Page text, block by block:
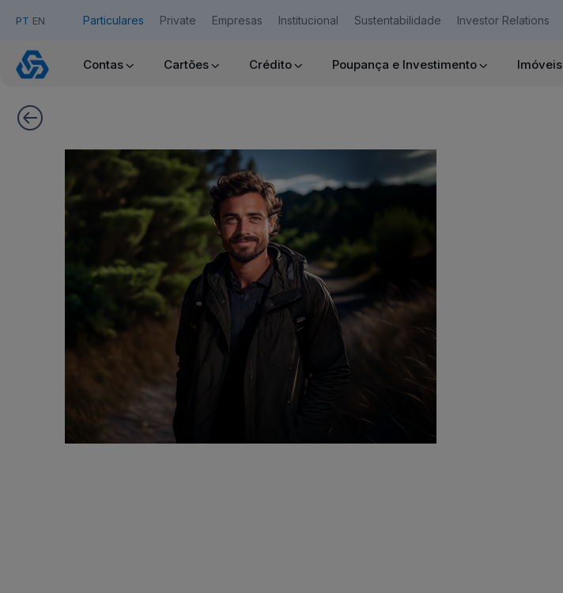
PT EN Particulares Private Empresas Institucional Sustentabilidade Investor Relations
Aderir ao Caixadirecta Particulares
Aderir ao Caixadirecta Empresas
Faça download da App Caixadirecta
Recomendações de Segurança
Assinatura Digital de Documentos
Registo fornecedor confirming
Depósito
Caixa
Meses
Contas Cartões Crédito Poupança e Investimento Imóveis